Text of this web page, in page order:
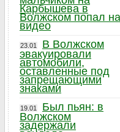
Карбышева в
Волжском попал на
видео
23.01
В Волжском
эвакуировали
автомобили,
оставленные под
запрещающими
знаками
19.01
Был пьян: в
Волжском
задержали